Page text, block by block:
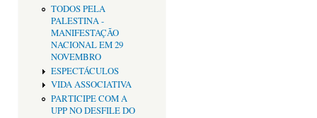
TODOS PELA
PALESTINA -
MANIFESTAÇÃO
NACIONAL EM 29
NOVEMBRO
ESPECTÁCULOS
VIDA ASSOCIATIVA
PARTICIPE COM A
UPP NO DESFILE DO